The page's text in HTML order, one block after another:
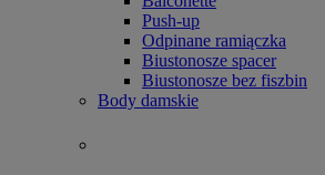
Push-up
Odpinane ramiączka
Biustonosze spacer
Biustonosze bez fiszbin
Body damskie